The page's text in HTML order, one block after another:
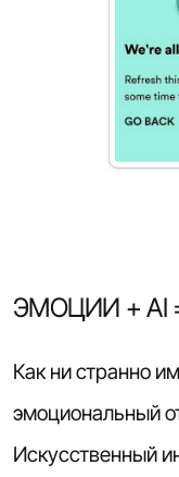
ЭМОЦИИ + AI
Как ни странно
эмоциональный
Искусственный